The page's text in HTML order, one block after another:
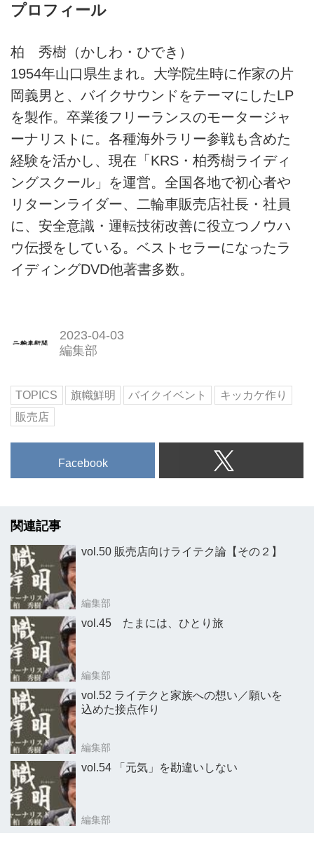
プロフィール
柏 秀樹（かしわ・ひでき）
1954年山口県生まれ。大学院生時に作家の片
岡義男と、バイクサウンドをテーマにしたLP
を製作。卒業後フリーランスのモータージャ
ーナリストに。各種海外ラリー参戦も含めた
経験を活かし、現在「KRS・柏秀樹ライディ
ングスクール」を運営。全国各地で初心者や
リターンライダー、二輪車販売店社長・社員
に、安全意識・運転技術改善に役立つノウハ
ウ伝授をしている。ベストセラーになったラ
イディングDVD他著書多数。
2023-04-03
編集部
TOPICS 旗幟鮮明 バイクイベント
キッカケ作り
販売店
Facebook
関連記事
vol.50 販売店向けライテク論【その２】
編集部
vol.45 たまには、ひとり旅
編集部
vol.52 ライテクと家族への想い／願いを
込めた接点作り
編集部
vol.54 「元気」を勘違いしない
編集部